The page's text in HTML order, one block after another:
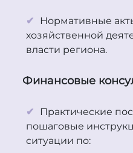
Нормативные
хозяйственной
власти региона.
Финансовые
Практические
пошаговые
ситуации по: